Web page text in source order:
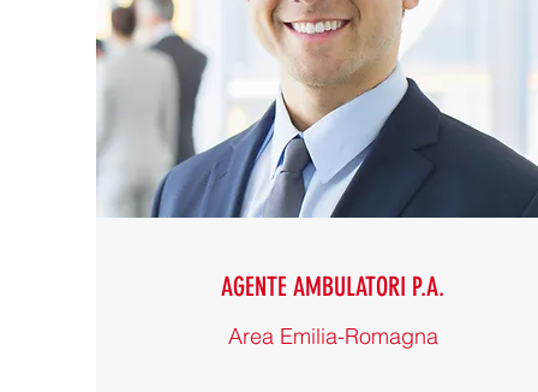
AGENTE AMBULATORI P.A.
Area Emilia-Romagna